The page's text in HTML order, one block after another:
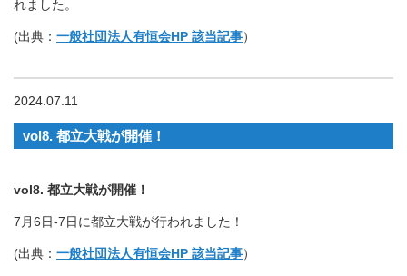
れました。
(出典： 一般社団法人有恒会HP 該当記事）
2024.07.11
vol8. 都立大戦が開催！
vol8. 都立大戦が開催！
7月6日-7日に都立大戦が行われました！
(出典： 一般社団法人有恒会HP 該当記事）